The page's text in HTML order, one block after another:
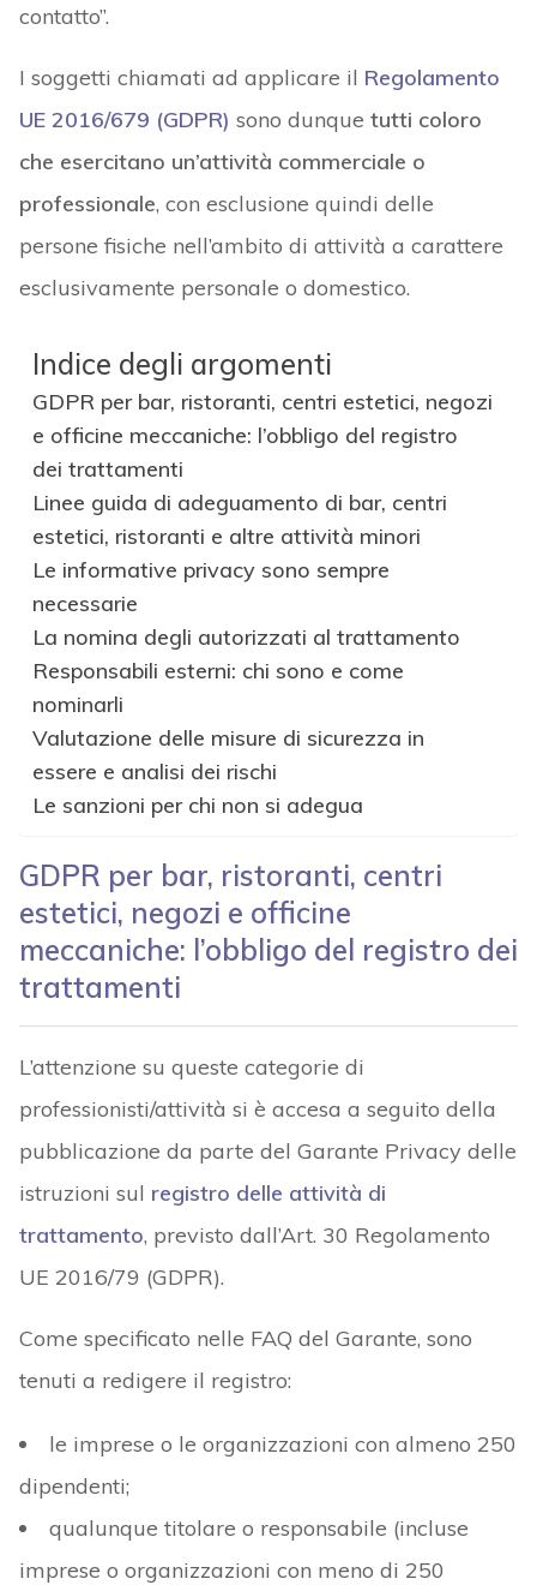
contatto”.
I soggetti chiamati ad applicare il Regolamento
UE 2016/679 (GDPR) sono dunque tutti coloro
che esercitano un’attività commerciale o
professionale, con esclusione quindi delle
persone fisiche nell’ambito di attività a carattere
esclusivamente personale o domestico.
Indice degli argomenti
GDPR per bar, ristoranti, centri estetici, negozi
e officine meccaniche: l’obbligo del registro
dei trattamenti
Linee guida di adeguamento di bar, centri
estetici, ristoranti e altre attività minori
Le informative privacy sono sempre
necessarie
La nomina degli autorizzati al trattamento
Responsabili esterni: chi sono e come
nominarli
Valutazione delle misure di sicurezza in
essere e analisi dei rischi
Le sanzioni per chi non si adegua
GDPR per bar, ristoranti, centri
estetici, negozi e officine
meccaniche: l’obbligo del registro dei
trattamenti
L’attenzione su queste categorie di
professionisti/attività si è accesa a seguito della
pubblicazione da parte del Garante Privacy delle
istruzioni sul registro delle attività di
trattamento, previsto dall’Art. 30 Regolamento
UE 2016/79 (GDPR).
Come specificato nelle FAQ del Garante, sono
tenuti a redigere il registro:
le imprese o le organizzazioni con almeno 250
dipendenti;
qualunque titolare o responsabile (incluse
imprese o organizzazioni con meno di 250